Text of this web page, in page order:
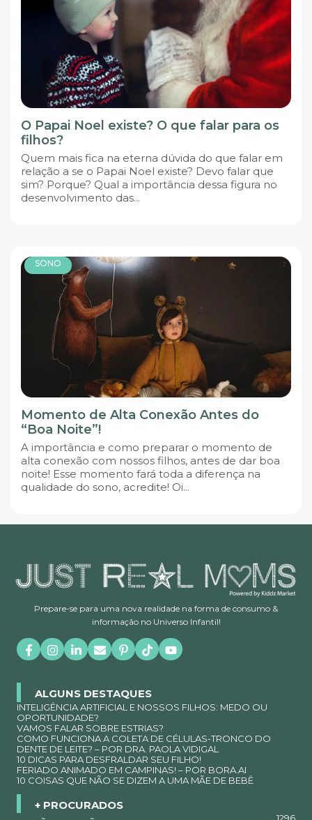
O Papai Noel existe? O que falar para os
filhos?
Quem mais fica na eterna dúvida do que falar em
relação a se o Papai Noel existe? Devo falar que
sim? Porque? Qual a importância dessa figura no
desenvolvimento das...
SONO
Momento de Alta Conexão Antes do
“Boa Noite”!
A importância e como preparar o momento de
alta conexão com nossos filhos, antes de dar boa
noite! Esse momento fará toda a diferença na
qualidade do sono, acredite! Oi...
Prepare-se para uma nova realidade na forma de consumo &
informação no Universo Infantil!
ALGUNS DESTAQUES
INTELIGÊNCIA ARTIFICIAL E NOSSOS FILHOS: MEDO OU
OPORTUNIDADE?
VAMOS FALAR SOBRE ESTRIAS?
COMO FUNCIONA A COLETA DE CÉLULAS-TRONCO DO
DENTE DE LEITE? – POR DRA. PAOLA VIDIGAL
10 DICAS PARA DESFRALDAR SEU FILHO!
FERIADO ANIMADO EM CAMPINAS! – POR BORA.AI
10 COISAS QUE NÃO SE DIZEM A UMA MÃE DE BEBÊ
+ PROCURADOS